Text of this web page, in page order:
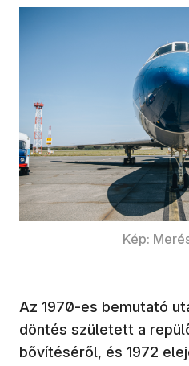
Kép:
Az 1970-es bemutató
döntés született a
bővítéséről, és 1972